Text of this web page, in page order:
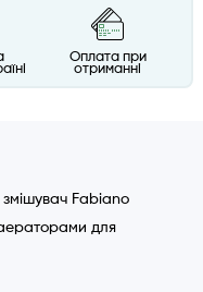
Оплата при
отриманні
змішувач Fabiano
аераторами для